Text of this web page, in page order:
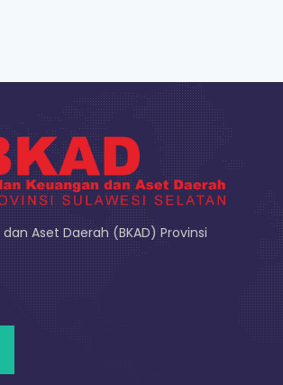
Aset Daerah (BKAD) Provinsi